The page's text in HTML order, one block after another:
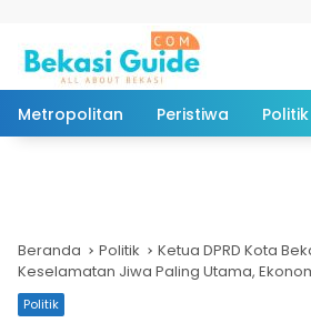
Metropolitan Peristiwa Politik
Beranda Politik
Ketua DPRD Kota
Keselamatan Jiwa Paling Utama,
Politik